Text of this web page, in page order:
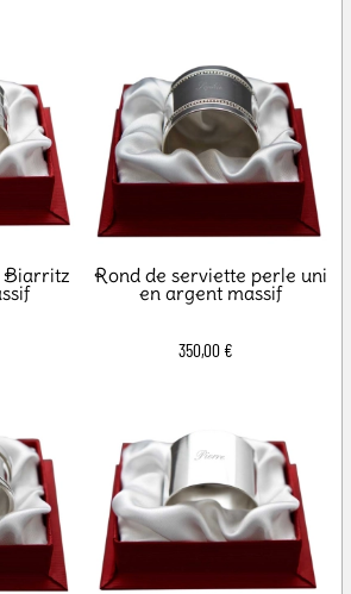
Biarritz Rond de serviette perle uni
en argent massif
350,00 €